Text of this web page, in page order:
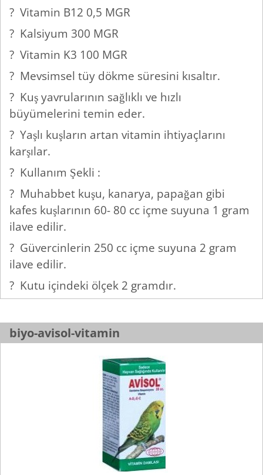
? Vitamin B12 0,5 MGR
? Kalsiyum 300 MGR
? Vitamin K3 100 MGR
? Mevsimsel tüy dökme süresini kısaltır.
? Kuş yavrularının sağlıklı ve hızlı
büyümelerini temin eder.
? Yaşlı kuşların artan vitamin ihtiyaçlarını
karşılar.
? Kullanım Şekli :
? Muhabbet kuşu, kanarya, papağan gibi
kafes kuşlarının 60- 80 cc içme suyuna 1 gram
ilave edilir.
? Güvercinlerin 250 cc içme suyuna 2 gram
ilave edilir.
? Kutu içindeki ölçek 2 gramdır.
biyo-avisol-vitamin